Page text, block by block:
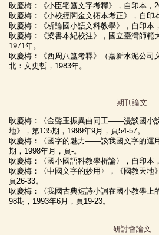
耿慶梅：《小臣宅簋文字考釋》，自印本，
耿慶梅：《小校經閣金文拓本考正》，自印
耿慶梅：《析論國小語文科教學》，自印本，
耿慶梅：《梁書本紀校注》，國立臺灣師範
1971 年。
耿慶梅：《西周八簋考釋》（嘉新水泥公司
北：文史哲， 1983年。
期刊論文
耿慶梅：〈金聲玉振異曲同工――漫談國小
地》，第135期， 1999年9 月，頁54-57。
耿慶梅：〈國字的魅力――談我國文字的運
期， 1998年月，頁-。
耿慶梅：〈國小國語科教學析論〉，自印本，
耿慶梅：〈中國文字的妙用〉，《國教天地
頁26-33。
耿慶梅：〈我國古典短詩小詞在國小教學上
98期， 1993年6 月，頁19-23。
研討會論文